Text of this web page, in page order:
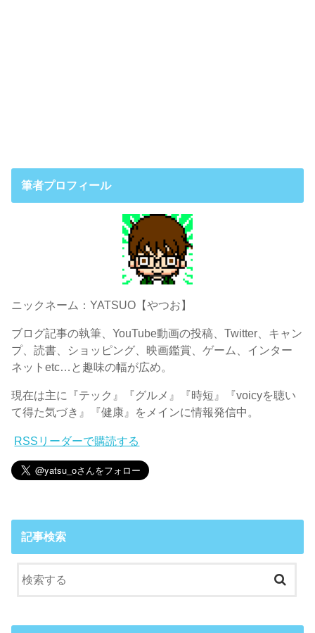
筆者プロフィール
ニックネーム：YATSUO【やつお】
ブログ記事の執筆、YouTube動画の投稿、Twitter、キャン
プ、読書、ショッピング、映画鑑賞、ゲーム、インター
ネットetc…と趣味の幅が広め。
現在は主に『テック』『グルメ』『時短』『voicyを聴い
て得た気づき』『健康』をメインに情報発信中。
RSSリーダーで購読する
記事検索